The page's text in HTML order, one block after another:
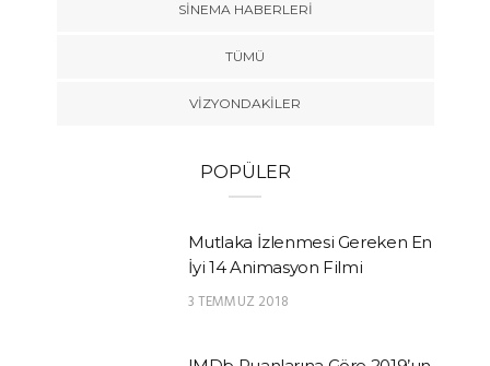
SINEMA HABERLERI
TÜMÜ
VIZYONDAKILER
POPÜLER
Mutlaka İzlenmesi Gereken En
İyi 14 Animasyon Filmi
3 TEMMUZ 2018